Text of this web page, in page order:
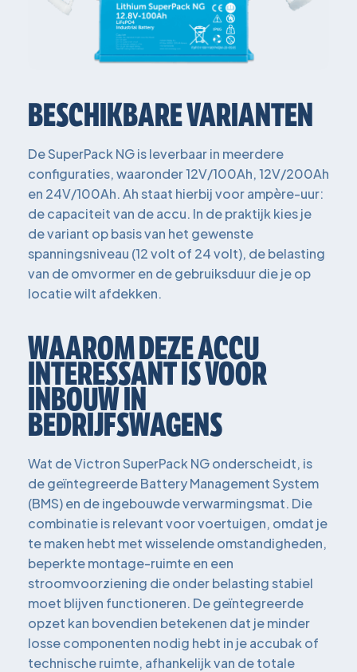
BESCHIKBARE VARIANTEN
De SuperPack NG is leverbaar in meerdere
configuraties, waaronder 12V/100Ah, 12V/200Ah
en 24V/100Ah. Ah staat hierbij voor ampère-uur:
de capaciteit van de accu. In de praktijk kies je
de variant op basis van het gewenste
spanningsniveau (12 volt of 24 volt), de belasting
van de omvormer en de gebruiksduur die je op
locatie wilt afdekken.
WAAROM DEZE ACCU
INTERESSANT IS VOOR
INBOUW IN
BEDRIJFSWAGENS
Wat de Victron SuperPack NG onderscheidt, is
de geïntegreerde Battery Management System
(BMS) en de ingebouwde verwarmingsmat. Die
combinatie is relevant voor voertuigen, omdat je
te maken hebt met wisselende omstandigheden,
beperkte montage-ruimte en een
stroomvoorziening die onder belasting stabiel
moet blijven functioneren. De geïntegreerde
opzet kan bovendien betekenen dat je minder
losse componenten nodig hebt in je accubak of
technische ruimte, afhankelijk van de totale